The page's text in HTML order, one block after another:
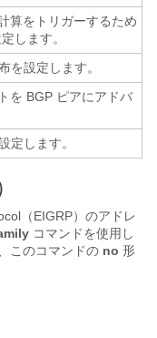
算をトリガーするため
します。
を設定します。
を BGP ピアにアドバ
定します。
（EIGRP）のアドレ
コマンドを使用し
このコマンドの no 形